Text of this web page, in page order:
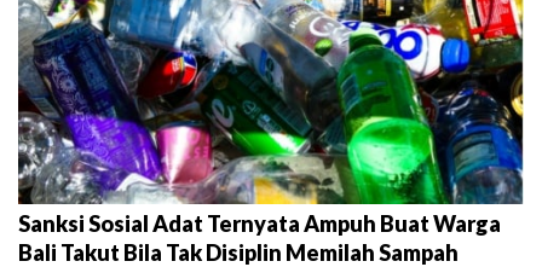
Sanksi Sosial Adat Ternyata Ampuh Buat Warga
Bali Takut Bila Tak Disiplin Memilah Sampah